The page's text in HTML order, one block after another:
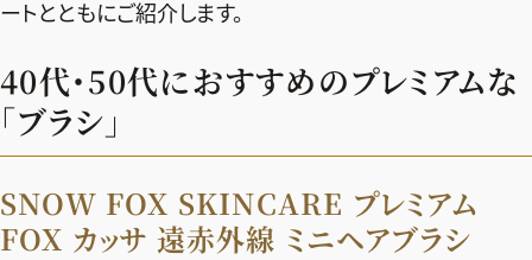
新規会員登録はこちら
ートとともにご紹介します。
40代・50代におすすめのプレミアムな
「ブラシ」
SNOW FOX SKINCARE プレミアム
FOX カッサ 遠⾚外線 ミニヘアブラシ